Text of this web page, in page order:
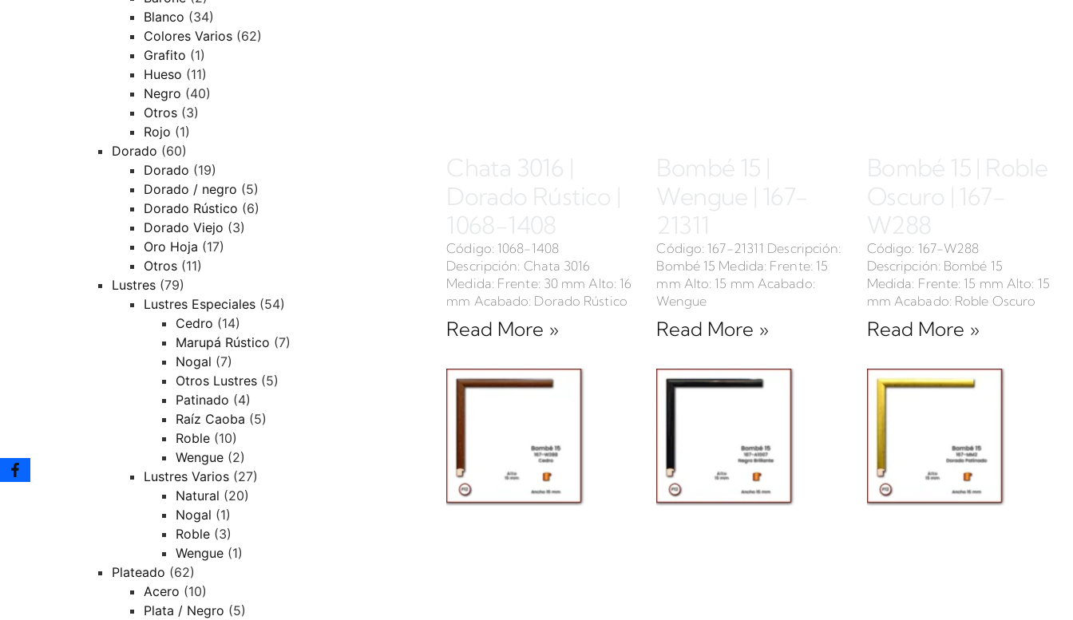
Blanco (34)
Colores Varios (62)
Grafito (1)
Hueso (11)
Negro (40)
Otros (3)
Rojo (1)
Dorado (60)
Dorado (19)
Dorado / negro (5)
Dorado Rústico (6)
Dorado Viejo (3)
Oro Hoja (17)
Otros (11)
Lustres (79)
Lustres Especiales (54)
Cedro (14)
Marupá Rústico (7)
Nogal (7)
Otros Lustres (5)
Patinado (4)
Raíz Caoba (5)
Roble (10)
Wengue (2)
Lustres Varios (27)
Natural (20)
Nogal (1)
Roble (3)
Wengue (1)
Plateado (62)
Acero (10)
Plata / Negro (5)
Chata 3016 |
Dorado Rústico |
1068-1408
Código: 1068-1408
Descripción: Chata 3016
Medida: Frente: 30 mm Alto: 16
mm Acabado: Dorado Rústico
Read More »
Bombé 15 |
Wengue | 167-
21311
Código: 167-21311 Descripción:
Bombé 15 Medida: Frente: 15
mm Alto: 15 mm Acabado:
Wengue
Read More »
Bombé 15 | Roble
Oscuro | 167-
W288
Código: 167-W288
Descripción: Bombé 15
Medida: Frente: 15 mm Alto: 15
mm Acabado: Roble Oscuro
Read More »